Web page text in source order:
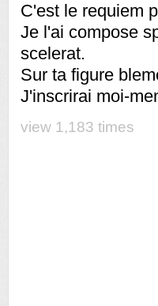
C'est le requiem
Je l'ai compose
scelerat.
Sur ta figure
J'inscrirai moi-
view 1,183 times